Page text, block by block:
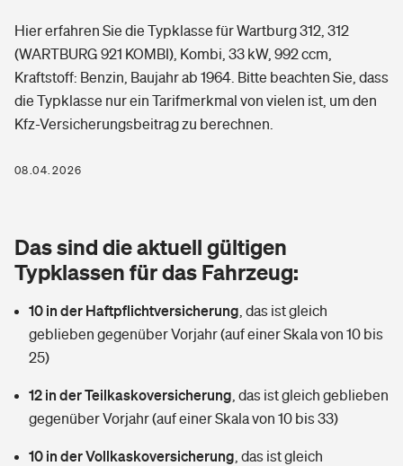
Grundfähigkeitsversicherung
Arbeitsrechtsschutz
Berufshaftpflichtversicherung
Zur Übersicht
Tools
Wer versichert was: Jetzt Versicherer finden
Sie haben Fragen?
Elementarversicherung
Glasversicherung
Mietkautionsversicherung
Restkreditversicherung
Freizeit
Pri­vate Haft­pflicht­
Kinderunfall­ver­si­che­rung
Kinderinvalidität
Hundehalter-Haftpflicht
Gesundheit
Private Krankenversicherung
Dread-Disease-Versicherung
Tierkrankenversicherung
Zur Übersicht
Tools
Hier erfahren Sie die Typklasse für Wartburg 312, 312
(WARTBURG 921 KOMBI), Kombi, 33 kW, 992 ccm,
Kraftstoff: Benzin, Baujahr ab 1964. Bitte beachten Sie, dass
die Typklasse nur ein Tarifmerkmal von vielen ist, um den
Kfz-Versicherungsbeitrag zu berechnen.
08.04.2026
Das sind die aktuell gültigen
Typklassen für das Fahrzeug:
10 in der Haftpflichtversicherung das ist gleich
geblieben gegenüber Vorjahr (auf einer Skala von 10 bis
25)
12 in der Teilkaskoversicherung das ist gleich geblieben
gegenüber Vorjahr (auf einer Skala von 10 bis 33)
10 in der Vollkaskoversicherung das ist gleich